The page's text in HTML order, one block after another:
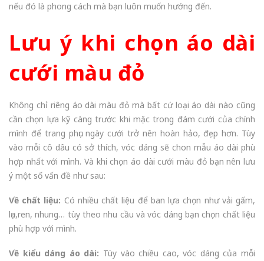
nếu đó là phong cách mà bạn luôn muốn hướng đến.
Lưu ý khi chọn áo dài
cưới màu đỏ
Không chỉ riêng áo dài màu đỏ mà bất cứ loại áo dài nào cũng
cần chọn lựa kỹ càng trước khi mặc trong đám cưới của chính
mình để trang phục ngày cưới trở nên hoàn hảo, đẹp hơn. Tùy
vào mỗi cô dâu có sở thích, vóc dáng sẽ chon mẫu áo dài phù
hợp nhất với mình. Và khi chọn áo dài cưới màu đỏ bạn nên lưu
ý một số vấn đề như sau:
Về chất liệu: Có nhiều chất liệu để ban lựa chọn như vải gấm,
lụa,ren, nhung… tùy theo nhu cầu và vóc dáng bạn chọn chất liệu
phù hợp với mình.
Về kiểu dáng áo dài: Tùy vào chiều cao, vóc dáng của mỗi